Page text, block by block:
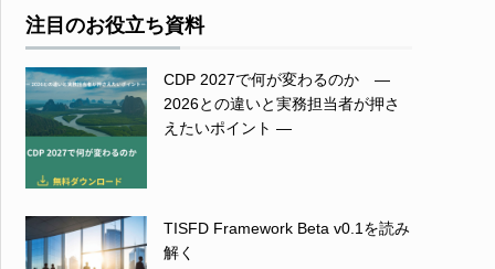
注目のお役立ち資料
CDP 2027で何が変わるのか ―
2026との違いと実務担当者が押さ
えたいポイント ―
TISFD Framework Beta v0.1を読み
解く